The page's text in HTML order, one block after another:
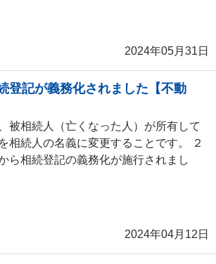
2024年05月31日
登記が義務化されました【不動
被相続人（亡くなった人）が所有して
相続人の名義に変更することです。 ２
ら相続登記の義務化が施行されまし
2024年04月12日